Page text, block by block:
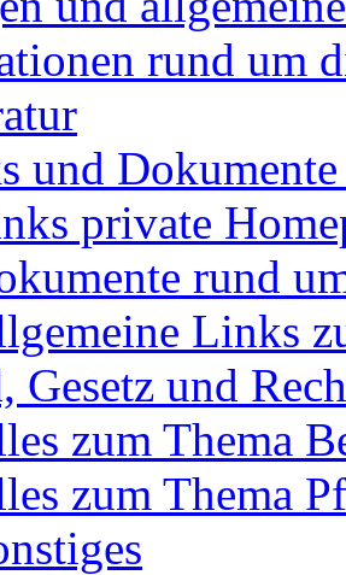
rund um
und
private
rund
Links
Gesetz und
zum Thema
zum Thema